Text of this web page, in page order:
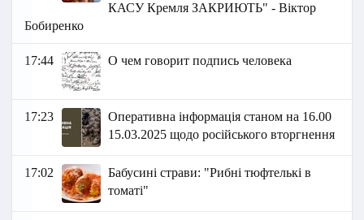
КАСУ Кремля ЗАКРИЮТЬ" - Віктор
Бобиренко
17:44 О чем говорит подпись человека
17:23
Оперативна інформація станом на 16.00
15.03.2025 щодо російського вторгнення
17:02
Бабусині страви: "Рибні тюфтелькі в
томаті"